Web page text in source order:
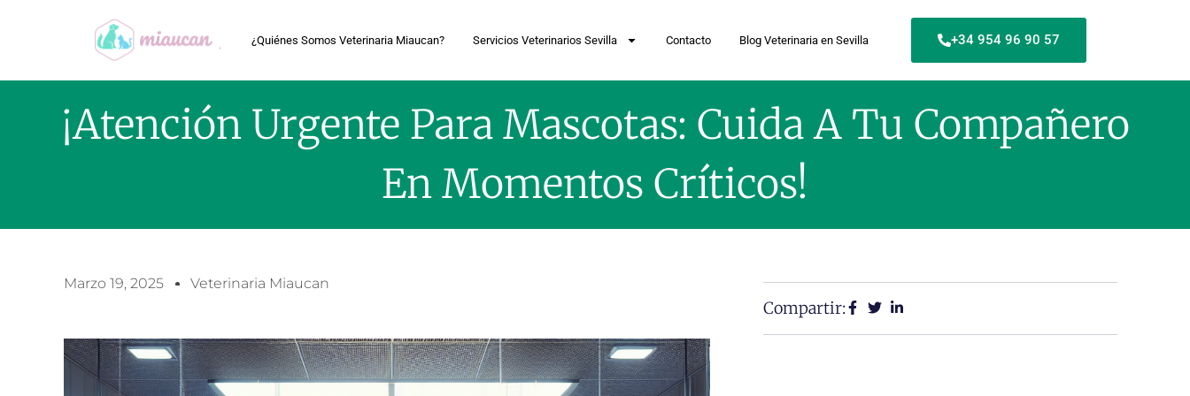
¿Quiénes Somos Veterinaria Miaucan? Servicios Veterinarios Sevilla Contacto Blog Veterinaria en Sevilla +34 954 96 90 57
¡Atención Urgente Para Mascotas: Cuida A Tu Compañero
En Momentos Críticos!
Marzo 19, 2025 Veterinaria Miaucan
Compartir: